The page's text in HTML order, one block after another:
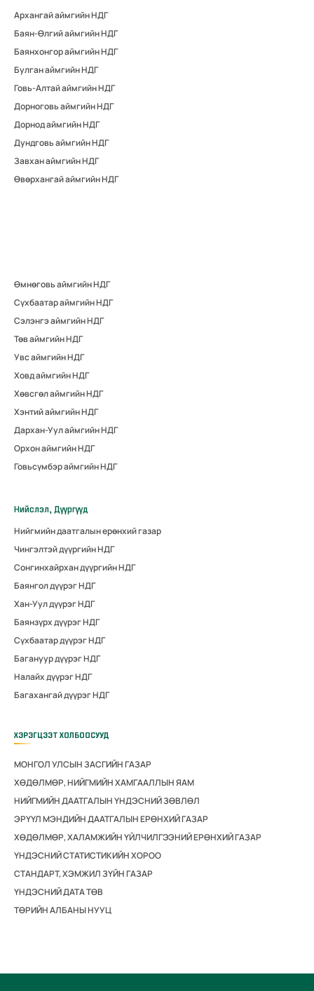
Архангай аймгийн НДГ
Баян-Өлгий аймгийн НДГ
Баянхонгор аймгийн НДГ
Булган аймгийн НДГ
Говь-Алтай аймгийн НДГ
Дорноговь аймгийн НДГ
Дорнод аймгийн НДГ
Дундговь аймгийн НДГ
Завхан аймгийн НДГ
Өвөрхангай аймгийн НДГ
Өмнөговь аймгийн НДГ
Сүхбаатар аймгийн НДГ
Сэлэнгэ аймгийн НДГ
Төв аймгийн НДГ
Увс аймгийн НДГ
Ховд аймгийн НДГ
Хөвсгөл аймгийн НДГ
Хэнтий аймгийн НДГ
Дархан-Уул аймгийн НДГ
Орхон аймгийн НДГ
Говьсүмбэр аймгийн НДГ
Нийслэл, Дүүргүүд
Нийгмийн даатгалын ерөнхий газар
Чингэлтэй дүүргийн НДГ
Сонгинхайрхан дүүргийн НДГ
Баянгол дүүрэг НДГ
Хан-Уул дүүрэг НДГ
Баянзүрх дүүрэг НДГ
Сүхбаатар дүүрэг НДГ
Багануур дүүрэг НДГ
Налайх дүүрэг НДГ
Багахангай дүүрэг НДГ
ХЭРЭГЦЭЭТ ХОЛБООСУУД
МОНГОЛ УЛСЫН ЗАСГИЙН ГАЗАР
ХӨДӨЛМӨР, НИЙГМИЙН ХАМГААЛЛЫН ЯАМ
НИЙГМИЙН ДААТГАЛЫН ҮНДЭСНИЙ ЗӨВЛӨЛ
ЭРҮҮЛ МЭНДИЙН ДААТГАЛЫН ЕРӨНХИЙ ГАЗАР
ХӨДӨЛМӨР, ХАЛАМЖИЙН ҮЙЛЧИЛГЭЭНИЙ ЕРӨНХИЙ ГАЗАР
ҮНДЭСНИЙ СТАТИСТИКИЙН ХОРОО
СТАНДАРТ, ХЭМЖИЛ ЗҮЙН ГАЗАР
ҮНДЭСНИЙ ДАТА ТӨВ
ТӨРИЙН АЛБАНЫ НУУЦ